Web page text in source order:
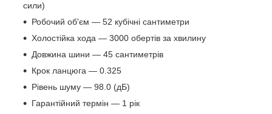
сили)
Робочий об'єм — 52 кубічні сантиметри
Холостійка хода — 3000 обертів за хвилину
Довжина шини — 45 сантиметрів
Крок ланцюга — 0.325
Рівень шуму — 98.0 (дБ)
Гарантійний термін — 1 рік